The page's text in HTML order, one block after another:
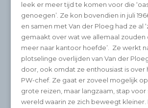
leek er meer tijd te komen voor die
genoegen’. Ze kon bovendien in juli
en samen met Van der Ploeg had ze al
gemaakt over wat we allemaal zouden
meer naar kantoor hoefde’. Ze werkt
plotselinge overlijden van Van der
door, ook omdat ze enthousiast is over
PW-chef. Ze gaat er zoveel mogelijk
grote reizen, maar langzaam, stap
wereld waarin ze zich beweegt kleiner.